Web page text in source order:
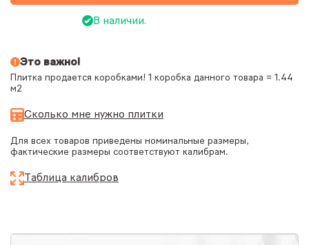
В наличии.
Это важно!
Плитка продается коробками! 1 коробка данного товара = 1.44
м2
Сколько мне нужно плитки
Для всех товаров приведены номинальные размеры,
фактические размеры соответствуют калибрам.
Таблица калибров